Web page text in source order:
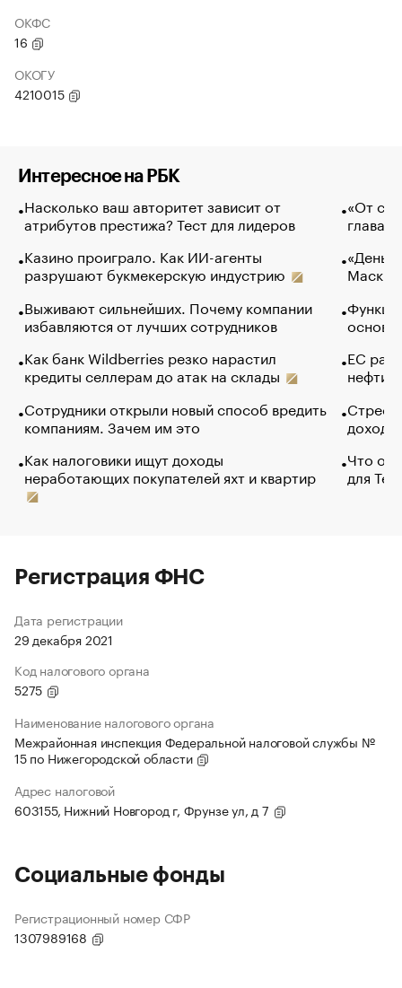
ОКФС
16
ОКОГУ
4210015
Интересное на РБК
Насколько ваш авторитет зависит от
атрибутов престижа? Тест для лидеров
Казино проиграло. Как ИИ-агенты
разрушают букмекерскую индустрию
Выживают сильнейших. Почему компании
избавляются от лучших сотрудников
Как банк Wildberries резко нарастил
кредиты селлерам до атак на склады
Сотрудники открыли новый способ вредить
компаниям. Зачем им это
Как налоговики ищут доходы
неработающих покупателей яхт и квартир
«От
глава
Маск в
основ
ЕС
нефти
Что
для
Регистрация ФНС
Дата регистрации
29 декабря 2021
Код налогового органа
5275
Наименование налогового органа
Межрайонная инспекция Федеральной налоговой службы №
15 по Нижегородской области
Адрес налоговой
603155, Нижний Новгород г, Фрунзе ул, д 7
Социальные фонды
Регистрационный номер СФР
1307989168